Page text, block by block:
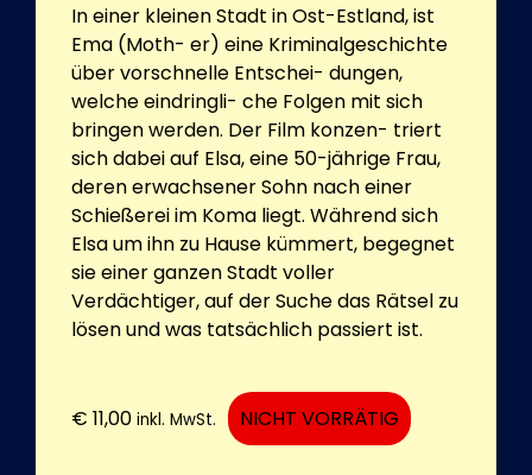
In einer kleinen Stadt in Ost-Estland, ist
Ema (Moth- er) eine Kriminalgeschichte
über vorschnelle Entschei- dungen,
welche eindringli- che Folgen mit sich
bringen werden. Der Film konzen- triert
sich dabei auf Elsa, eine 50-jährige Frau,
deren erwachsener Sohn nach einer
Schießerei im Koma liegt. Während sich
Elsa um ihn zu Hause kümmert, begegnet
sie einer ganzen Stadt voller
Verdächtiger, auf der Suche das Rätsel zu
lösen und was tatsächlich passiert ist.
€ 11,00 inkl. MwSt. NICHT VORRÄTIG